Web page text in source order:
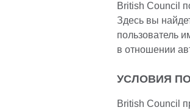
British Council
Здесь вы
пользователь
в отношении
УСЛОВИЯ
British Council